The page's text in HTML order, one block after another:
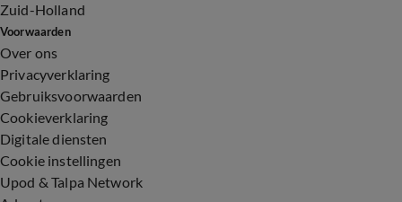
Zuid-Holland
Voorwaarden
Over ons
Privacyverklaring
Gebruiksvoorwaarden
Cookieverklaring
Digitale diensten
Cookie instellingen
Upod & Talpa Network